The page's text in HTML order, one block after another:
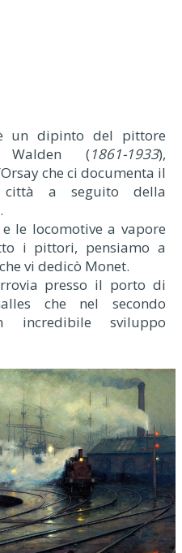
un dipinto del pittore
Walden (1861-1933),
che ci documenta il
città a seguito della
le locomotive a vapore
i pittori, pensiamo a
vi dedicò Monet.
presso il porto di
che nel secondo
incredibile sviluppo